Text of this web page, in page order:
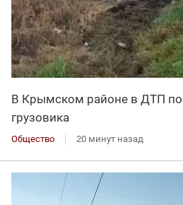
В Крымском районе в ДТП
грузовика
Общество 20 минут назад